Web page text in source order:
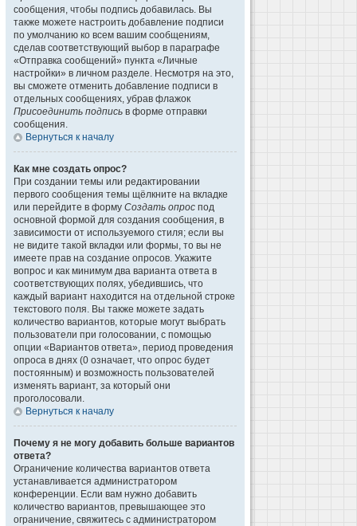
сообщения, чтобы подпись добавилась. Вы
также можете настроить добавление подписи
по умолчанию ко всем вашим сообщениям,
сделав соответствующий выбор в параграфе
«Отправка сообщений» пункта «Личные
настройки» в личном разделе. Несмотря на это,
вы сможете отменить добавление подписи в
отдельных сообщениях, убрав флажок
Присоединить подпись в форме отправки
сообщения.
Вернуться к началу
Как мне создать опрос?
При создании темы или редактировании
первого сообщения темы щёлкните на вкладке
или перейдите в форму Создать опрос под
основной формой для создания сообщения, в
зависимости от используемого стиля; если вы
не видите такой вкладки или формы, то вы не
имеете прав на создание опросов. Укажите
вопрос и как минимум два варианта ответа в
соответствующих полях, убедившись, что
каждый вариант находится на отдельной строке
текстового поля. Вы также можете задать
количество вариантов, которые могут выбрать
пользователи при голосовании, с помощью
опции «Вариантов ответа», период проведения
опроса в днях (0 означает, что опрос будет
постоянным) и возможность пользователей
изменять вариант, за который они
проголосовали.
Вернуться к началу
Почему я не могу добавить больше вариантов
ответа?
Ограничение количества вариантов ответа
устанавливается администратором
конференции. Если вам нужно добавить
количество вариантов, превышающее это
ограничение, свяжитесь с администратором